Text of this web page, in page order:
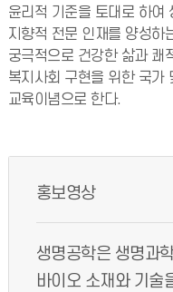
윤리적 기준을 토대로 하여
지향적 전문 인재를 양성하
궁극적으로 건강한 삶과 쾌
복지사회 구현을 위한 국가
교육이념으로 한다.
홍보영상
생명공학은 생명과
바이오 소재와 기술